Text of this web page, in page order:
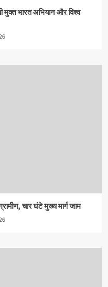
मुक्त भारत अभियान और विश्व
चार घंटे मुख्य मार्ग जाम